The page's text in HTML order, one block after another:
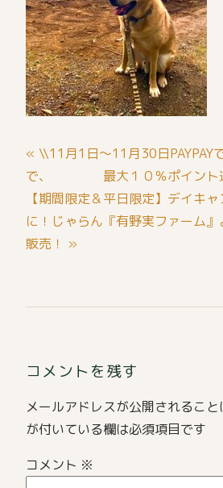
投
稿
ナ
ビ
ゲ
シ
« \\11月1日～11月30日PAYPAY
で、 最大１０％ポイント
【期間限定＆平日限定】デイキ
に！じゃらん『有野実ファーム
販売！ »
コメントを残す
メールアドレスが公開されること
が付いている欄は必須項目です
コメント ※